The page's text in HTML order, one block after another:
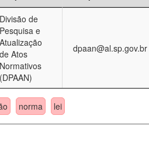
Divisão de
Pesquisa e
Atualização
de Atos
Normativos
(DPAAN)
dpaan@al.sp.gov.br
norma lei